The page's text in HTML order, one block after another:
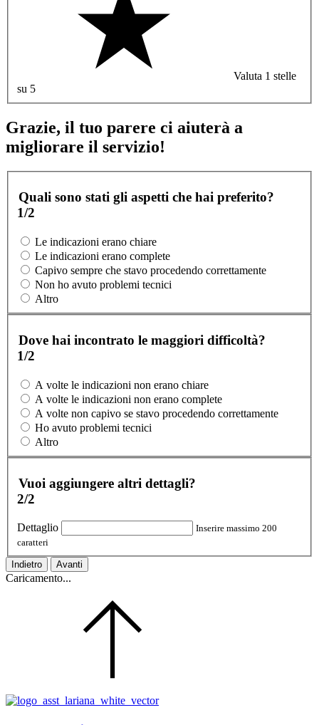
Valuta 1 stelle
su 5
Grazie, il tuo parere ci aiuterà a
migliorare il servizio!
Quali sono stati gli aspetti che hai preferito?
1/2
Le indicazioni erano chiare
Le indicazioni erano complete
Capivo sempre che stavo procedendo correttamente
Non ho avuto problemi tecnici
Altro
Dove hai incontrato le maggiori difficoltà?
1/2
A volte le indicazioni non erano chiare
A volte le indicazioni non erano complete
A volte non capivo se stavo procedendo correttamente
Ho avuto problemi tecnici
Altro
Vuoi aggiungere altri dettagli?
2/2
Dettaglio
Inserire massimo 200
caratteri
Indietro Avanti
Caricamento...